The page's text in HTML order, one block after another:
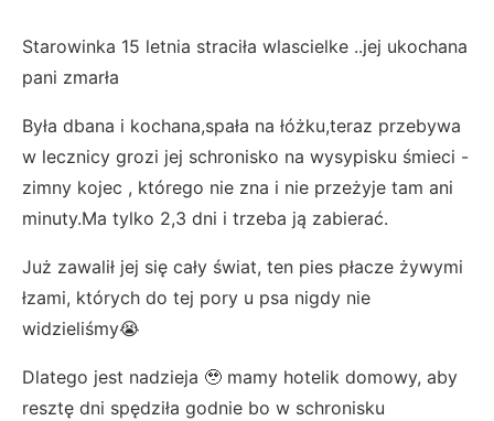
Starowinka 15 letnia straciła wlascielke ..jej ukochana
pani zmarła
Była dbana i kochana,spała na łóżku,teraz przebywa
w lecznicy grozi jej schronisko na wysypisku śmieci -
zimny kojec , którego nie zna i nie przeżyje tam ani
minuty.Ma tylko 2,3 dni i trzeba ją zabierać.
Już zawalił jej się cały świat, ten pies płacze żywymi
łzami, których do tej pory u psa nigdy nie
widzieliśmy😭
Dlatego jest nadzieja 🥹 mamy hotelik domowy, aby
resztę dni spędziła godnie bo w schronisku